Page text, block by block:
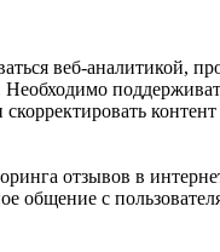
веб-аналитикой,
отзывов в
общение с